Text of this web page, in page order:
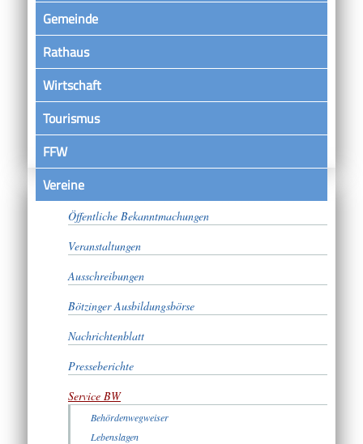
Gemeinde
Rathaus
Wirtschaft
Tourismus
FFW
VereineSatzungen
Öffentliche Bekanntmachungen
Veranstaltungen
Ausschreibungen
Bötzinger Ausbildungsbörse
Nachrichtenblatt
Presseberichte
Service BW
Behördenwegweiser
Lebenslagen